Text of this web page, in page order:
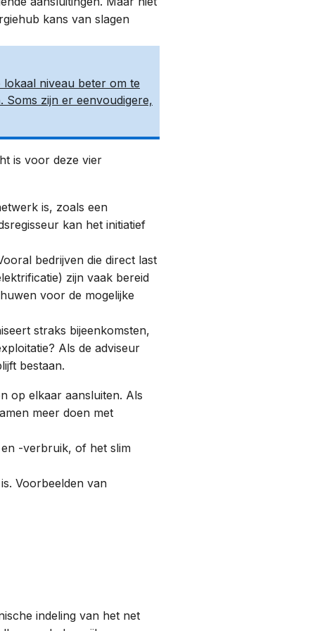
kans van slagen
niveau beter om te
zijn er eenvoudigere,
is voor deze vier
is, zoals een
kan het initiatief
bedrijven die direct last
zijn vaak bereid
voor de mogelijke
straks bijeenkomsten,
Als de adviseur
bestaan.
op elkaar aansluiten. Als
meer doen met
-verbruik, of het slim
Voorbeelden van
indeling van het net